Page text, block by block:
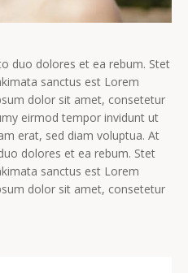
duo dolores et ea rebum. Stet
sanctus est Lorem
dolor sit amet, consetetur
eirmod tempor invidunt ut
erat, sed diam voluptua. At
dolores et ea rebum. Stet
sanctus est Lorem
dolor sit amet, consetetur